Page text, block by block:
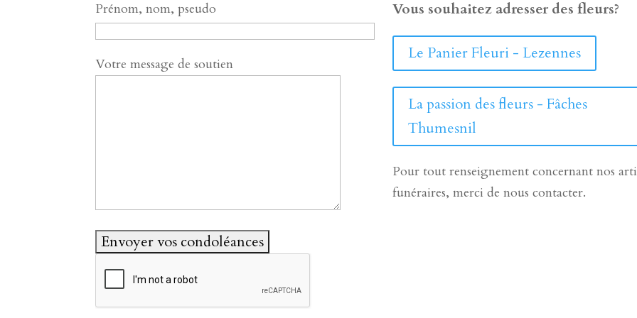
Prénom, nom, pseudo
Votre message de soutien
Vous souhaitez adresser des fleurs?
Le Panier Fleuri - Lezennes
La passion des fleurs - Fâches
Thumesnil
Pour tout renseignement concernant nos
funéraires, merci de nous contacter.